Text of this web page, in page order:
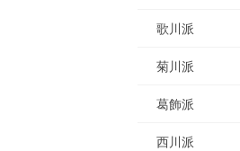
歌川派
菊川派
葛飾派
西川派